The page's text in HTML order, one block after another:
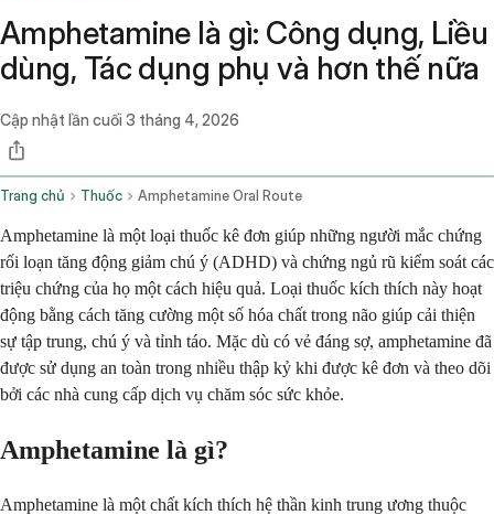
Amphetamine là gì: Công dụng, Liều
dùng, Tác dụng phụ và hơn thế nữa
Cập nhật lần cuối 3 tháng 4, 2026
Trang chủ Thuốc Amphetamine Oral Route
Amphetamine là một loại thuốc kê đơn giúp những người mắc chứng
rối loạn tăng động giảm chú ý (ADHD) và chứng ngủ rũ kiểm soát các
triệu chứng của họ một cách hiệu quả. Loại thuốc kích thích này hoạt
động bằng cách tăng cường một số hóa chất trong não giúp cải thiện
sự tập trung, chú ý và tỉnh táo. Mặc dù có vẻ đáng sợ, amphetamine đã
được sử dụng an toàn trong nhiều thập kỷ khi được kê đơn và theo dõi
bởi các nhà cung cấp dịch vụ chăm sóc sức khỏe.
Amphetamine là gì?
Amphetamine là một chất kích thích hệ thần kinh trung ương thuộc